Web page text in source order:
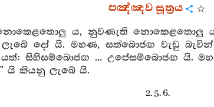
පඤ්ඤව සූත්‍රය
නොකෙළතොලු ය, නුවණැති නොකෙළතොලු
දෝ යි. මහණ, සත්බොජඟ වැඩු
සිහිසම්බොජඟ ... උපේසම්බොජඟ යි.
යි කියනු ලැබේ යි.
2. 5. 6.